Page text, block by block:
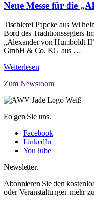
Neue Messe für die
Tischlerei Papcke aus
Bord des Traditionsseglers
„Alexander von Humboldt
GmbH & Co. KG aus …
Weiterlesen
Zum Newsroom
Folgen Sie uns.
Facebook
LinkedIn
YouTube
Newsletter.
Abonnieren Sie den
oder Veranstaltungen mehr